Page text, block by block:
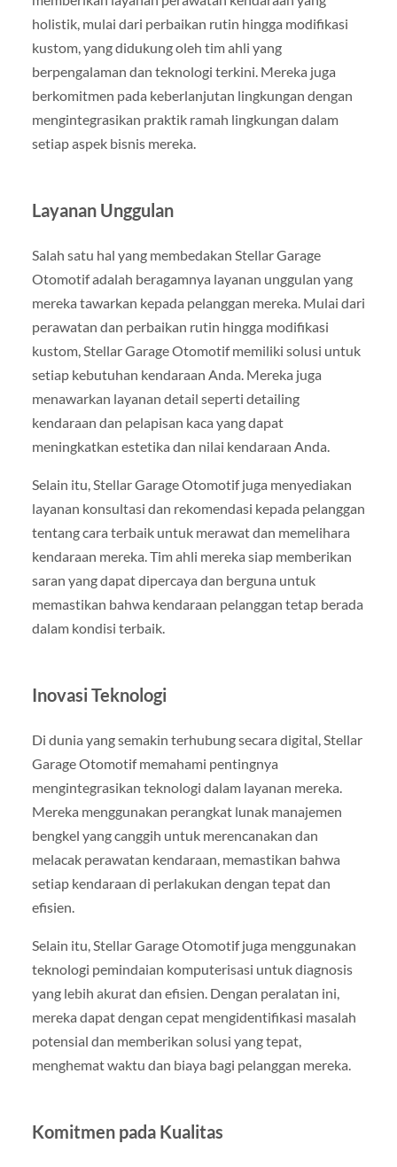
holistik, mulai dari perbaikan rutin hingga modifikasi
kustom, yang didukung oleh tim ahli yang
berpengalaman dan teknologi terkini. Mereka juga
berkomitmen pada keberlanjutan lingkungan dengan
mengintegrasikan praktik ramah lingkungan dalam
setiap aspek bisnis mereka.
Layanan Unggulan
Salah satu hal yang membedakan Stellar Garage
Otomotif adalah beragamnya layanan unggulan yang
mereka tawarkan kepada pelanggan mereka. Mulai dari
perawatan dan perbaikan rutin hingga modifikasi
kustom, Stellar Garage Otomotif memiliki solusi untuk
setiap kebutuhan kendaraan Anda. Mereka juga
menawarkan layanan detail seperti detailing
kendaraan dan pelapisan kaca yang dapat
meningkatkan estetika dan nilai kendaraan Anda.
Selain itu, Stellar Garage Otomotif juga menyediakan
layanan konsultasi dan rekomendasi kepada pelanggan
tentang cara terbaik untuk merawat dan memelihara
kendaraan mereka. Tim ahli mereka siap memberikan
saran yang dapat dipercaya dan berguna untuk
memastikan bahwa kendaraan pelanggan tetap berada
dalam kondisi terbaik.
Inovasi Teknologi
Di dunia yang semakin terhubung secara digital, Stellar
Garage Otomotif memahami pentingnya
mengintegrasikan teknologi dalam layanan mereka.
Mereka menggunakan perangkat lunak manajemen
bengkel yang canggih untuk merencanakan dan
melacak perawatan kendaraan, memastikan bahwa
setiap kendaraan di perlakukan dengan tepat dan
efisien.
Selain itu, Stellar Garage Otomotif juga menggunakan
teknologi pemindaian komputerisasi untuk diagnosis
yang lebih akurat dan efisien. Dengan peralatan ini,
mereka dapat dengan cepat mengidentifikasi masalah
potensial dan memberikan solusi yang tepat,
menghemat waktu dan biaya bagi pelanggan mereka.
Komitmen pada Kualitas